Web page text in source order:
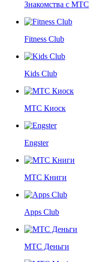
Знакомства с МТС
Fitness Club
Kids Club
МТС Киоск
Engster
МТС Книги
Apps Club
МТС Деньги